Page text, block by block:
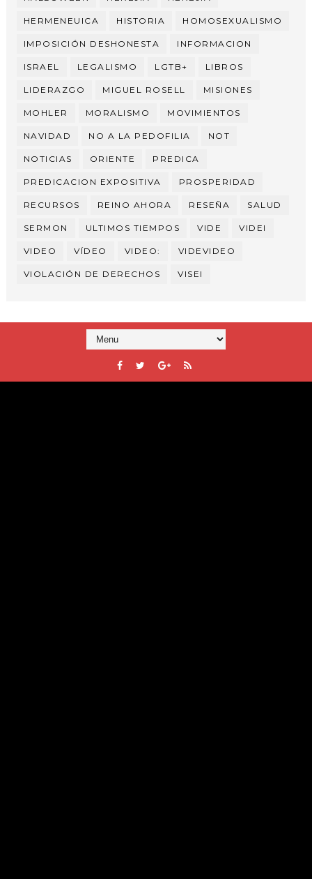
HERMENEUICA HISTORIA HOMOSEXUALISMO
IMPOSICIÓN DESHONESTA INFORMACION
ISRAEL LEGALISMO LGTB+ LIBROS
LIDERAZGO MIGUEL ROSELL MISIONES
MOHLER MORALISMO MOVIMIENTOS
NAVIDAD NO A LA PEDOFILIA NOT
NOTICIAS ORIENTE PREDICA
PREDICACION EXPOSITIVA PROSPERIDAD
RECURSOS REINO AHORA RESEÑA SALUD
SERMON ULTIMOS TIEMPOS VIDE VIDEI
VIDEO VÍDEO VIDEO: VIDEVIDEO
VIOLACIÓN DE DERECHOS VISEI